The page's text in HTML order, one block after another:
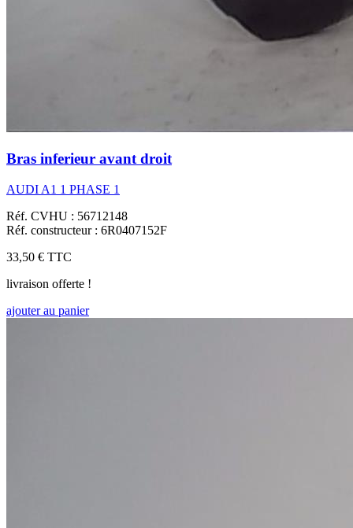
Bras inferieur avant droit
AUDI A1 1 PHASE 1
Réf. CVHU : 56712148
Réf. constructeur : 6R0407152F
33,50 € TTC
livraison offerte !
ajouter au panier